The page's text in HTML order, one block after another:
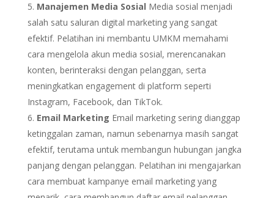
Manajemen Media Sosial Media sosial menjadi
salah satu saluran digital marketing yang sangat
efektif. Pelatihan ini membantu UMKM memahami
cara mengelola akun media sosial, merencanakan
konten, berinteraksi dengan pelanggan, serta
meningkatkan engagement di platform seperti
Instagram, Facebook, dan TikTok.
Email Marketing Email marketing sering dianggap
ketinggalan zaman, namun sebenarnya masih sangat
efektif, terutama untuk membangun hubungan jangka
panjang dengan pelanggan. Pelatihan ini mengajarkan
cara membuat kampanye email marketing yang